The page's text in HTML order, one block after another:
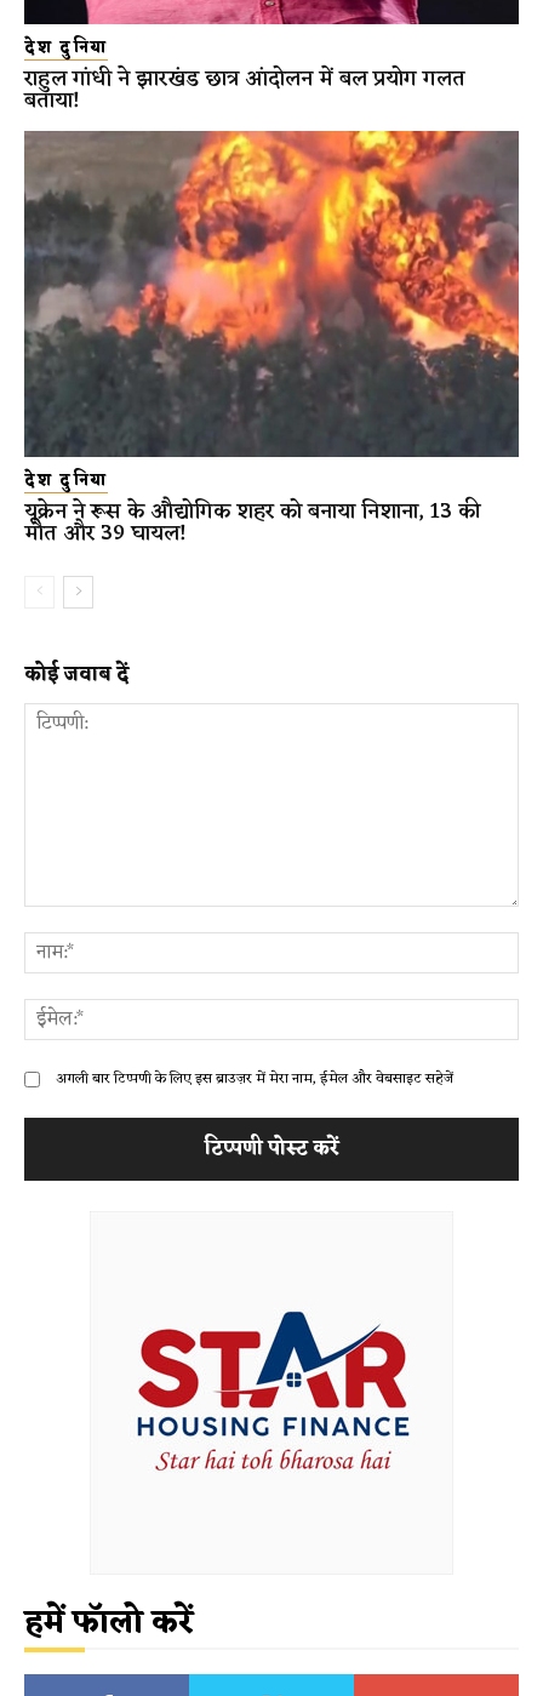
देश दुनिया
राहुल गांधी ने झारखंड छात्र आंदोलन में बल प्रयोग गलत
बताया!
देश दुनिया
यूक्रेन ने रूस के औद्योगिक शहर को बनाया निशाना, 13 की
मौत और 39 घायल!
कोई जवाब दें
अगली बार टिप्पणी के लिए इस ब्राउज़र में मेरा नाम, ईमेल और वेबसाइट सहेजें
हमें फॉलो करें